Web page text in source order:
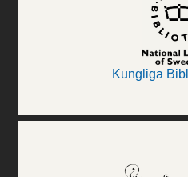
Kungliga